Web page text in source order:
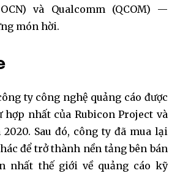
và Qualcomm (QCOM) —
món hời.
ty công nghệ quảng cáo được
hợp nhất của Rubicon Project và
Sau đó, công ty đã mua lại
để trở thành nền tảng bên bán
nhất thế giới về quảng cáo kỹ